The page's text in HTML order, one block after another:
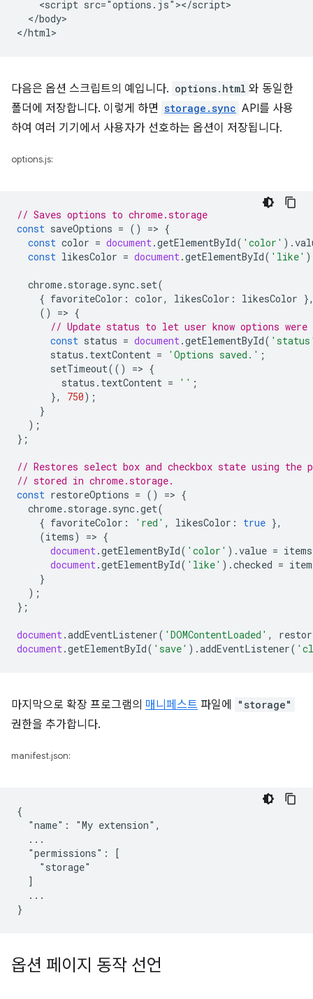
    <script src="options.js"></script>
  </body>
다음은 옵션 스크립트의 예입니다. options.html 와 동일한
폴더에 저장합니다. 이렇게 하면 storage.sync API를 사용
하여 여러 기기에서 사용자가 선호하는 옵션이 저장됩니다.
options.js:
// Saves options to chrome.storage
const saveOptions = () => {
const color = document.getElementById( 'color' ).
const likesColor = document.getElementById( 'like'
chrome. storage. sync. set(
{ favoriteColor : color, likesColor : likesColor
()
=> {
// Update status to let user know options were
const status = document.getElementById(
status . textContent = 'Options saved.' ;
setTimeout(() => {
status . textContent = '' ;
},
750);
}
);
};
// Restores select box and checkbox state using the
// stored in chrome.storage.
const restoreOptions = () => {
chrome. storage. sync.get(
{ favoriteColor : 'red' , likesColor : true },
(items) => {
document.getElementById( 'color' ).value = items
document.getElementById( 'like' ).checked =
}
);
};
document.addEventListener( 'DOMContentLoaded' ,
document.getElementById( 'save' ).addEventListener(
마지막으로 확장 프로그램의 매니페스트 파일에 "storage"
권한을 추가합니다.
manifest.json:
{
  "name": "My extension",
  ...
  "permissions": [
    "storage"
  ]
  ...
옵션 페이지 동작 선언